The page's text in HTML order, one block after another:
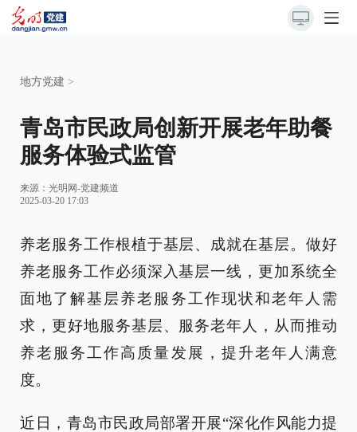
地方党建 >
青岛市民政局创新开展老年助餐
服务体验式监管
来源： 光明网-党建频道
2025-03-20 17:03
养老服务工作根植于基层、成就在基层。做好
养老服务工作必须深入基层一线，更加系统全
面地了解基层养老服务工作现状和老年人需
求，更好地服务基层、服务老年人，从而推动
养老服务工作高质量发展，提升老年人满意
度。
近日，青岛市民政局部署开展“深化作风能力提